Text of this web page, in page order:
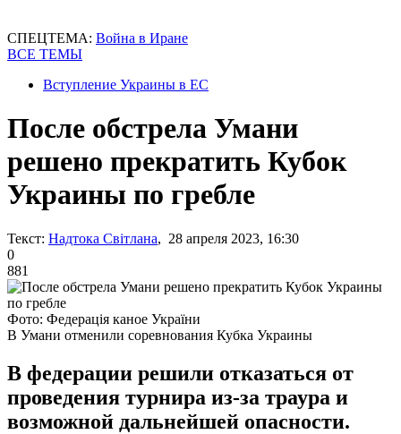
СПЕЦТЕМА: Война в Иране
ВСЕ ТЕМЫ
Вступление Украины в ЕС
После обстрела Умани
решено прекратить Кубок
Украины по гребле
Текст: Надтока Світлана, 28 апреля 2023, 16:30
0
881
Фото: Федерація каное України
В Умани отменили соревнования Кубка Украины
В федерации решили отказаться от
проведения турнира из-за траура и
возможной дальнейшей опасности.